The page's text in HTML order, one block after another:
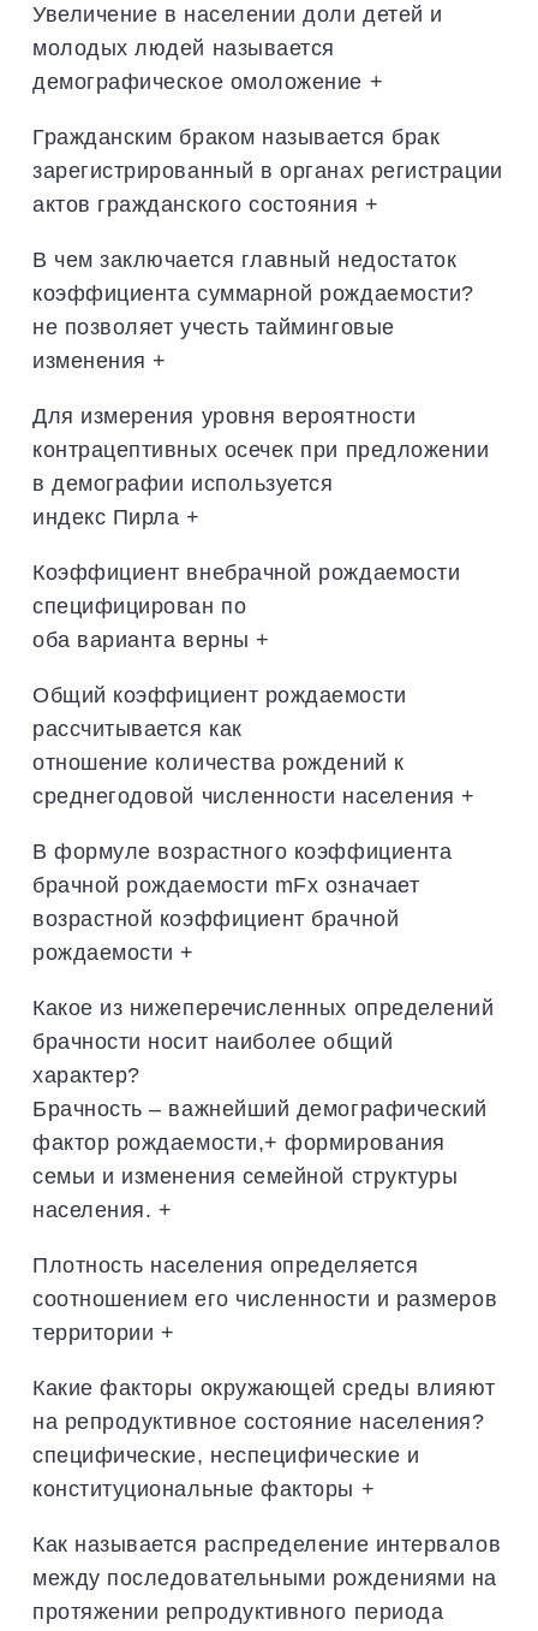
Увеличение в населении доли детей и
молодых людей называется
демографическое омоложение +
Гражданским браком называется брак
зарегистрированный в органах регистрации
актов гражданского состояния +
В чем заключается главный недостаток
коэффициента суммарной рождаемости?
не позволяет учесть тайминговые
изменения +
Для измерения уровня вероятности
контрацептивных осечек при предложении
в демографии используется
индекс Пирла +
Коэффициент внебрачной рождаемости
специфицирован по
оба варианта верны +
Общий коэффициент рождаемости
рассчитывается как
отношение количества рождений к
среднегодовой численности населения +
В формуле возрастного коэффициента
брачной рождаемости mFx означает
возрастной коэффициент брачной
рождаемости +
Какое из нижеперечисленных определений
брачности носит наиболее общий
характер?
Брачность – важнейший демографический
фактор рождаемости,+ формирования
семьи и изменения семейной структуры
населения. +
Плотность населения определяется
соотношением его численности и размеров
территории +
Какие факторы окружающей среды влияют
на репродуктивное состояние населения?
специфические, неспецифические и
конституциональные факторы +
Как называется распределение интервалов
между последовательными рождениями на
протяжении репродуктивного периода